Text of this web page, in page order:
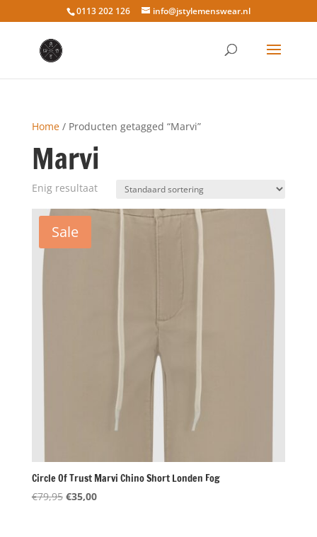
0113 202 126 info@jstylemenswear.nl
Home/ Producten getagged “Marvi”
Marvi
Enig resultaat
Sale
Circle Of Trust Marvi Chino Short Londen Fog
€79,95 Oorspronkelijke
€35,00Huidige